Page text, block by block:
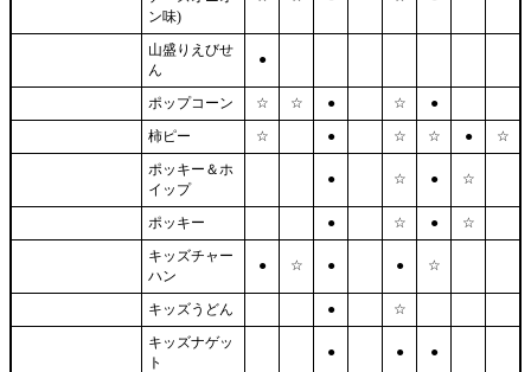
ン味)
山盛りえびせ
ん
●
ポップコーン ☆ ☆ ● ☆
●
柿ピー
☆ ● ☆ ☆ ●
☆
ポッキー＆ホ
イップ
● ☆ ● ☆
ポッキー ● ☆ ●
☆
キッズチャー
ハン
● ☆ ● ● ☆
キッズうどん ●
☆
キッズナゲッ
ト
● ● ●